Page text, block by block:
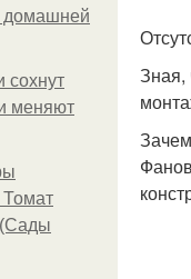
домашней
сохнут
меняют
Зная,